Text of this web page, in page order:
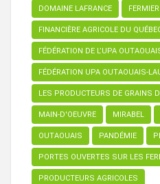
DOMAINE LAFRANCE
FINANCIÈRE AGRICOLE DU
FÉDÉRATION DE L’UPA
FÉDÉRATION UPA OUTAOUAIS-
LES PRODUCTEURS DE GRAINS
MAIN-D'OEUVRE MIRABEL
OUTAOUAIS PANDÉMIE
PORTES OUVERTES SUR LES
PRODUCTEURS AGRICOLES